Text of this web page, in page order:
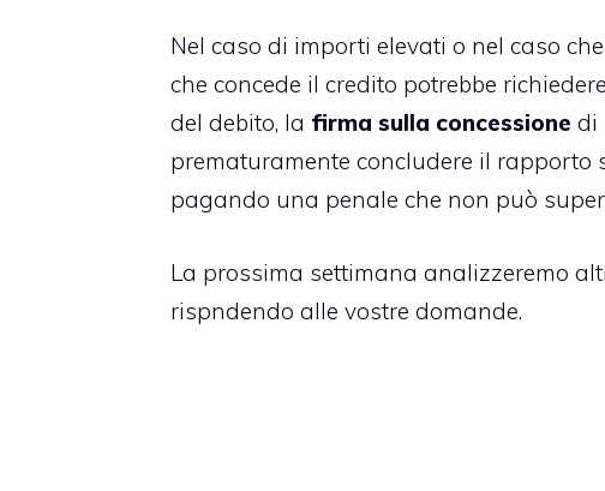
Nel caso di importi elevati o nel caso
che concede il credito potrebbe
del debito, la firma sulla concessione di
prematuramente concludere il rapporto
pagando una penale che non può
La prossima settimana analizzeremo
rispndendo alle vostre domande.